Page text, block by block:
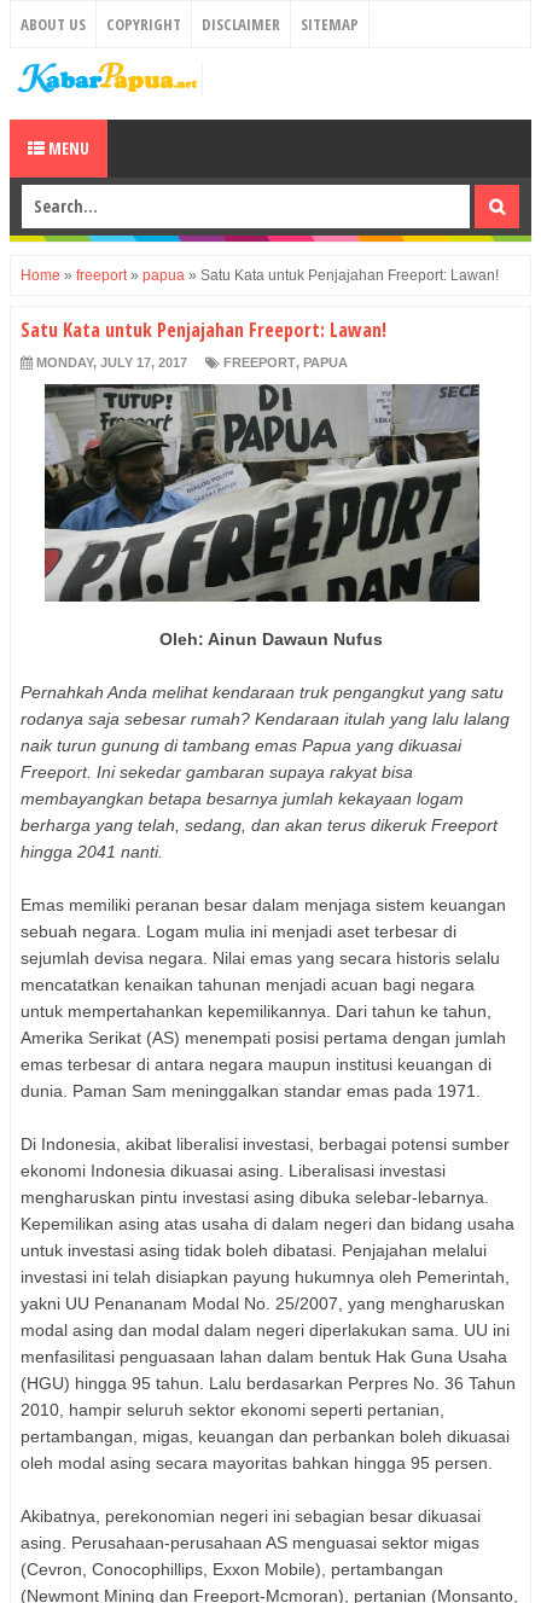
ABOUT US COPYRIGHT DISCLAIMER SITEMAP
MENU
Home » freeport » papua » Satu Kata untuk Penjajahan Freeport: Lawan!
Satu Kata untuk Penjajahan Freeport: Lawan!
MONDAY, JULY 17, 2017 FREEPORT, PAPUA
Oleh: Ainun Dawaun Nufus
Pernahkah Anda melihat kendaraan truk pengangkut yang satu
rodanya saja sebesar rumah? Kendaraan itulah yang lalu lalang
naik turun gunung di tambang emas Papua yang dikuasai
Freeport. Ini sekedar gambaran supaya rakyat bisa
membayangkan betapa besarnya jumlah kekayaan logam
berharga yang telah, sedang, dan akan terus dikeruk Freeport
hingga 2041 nanti.
Emas memiliki peranan besar dalam menjaga sistem keuangan
sebuah negara. Logam mulia ini menjadi aset terbesar di
sejumlah devisa negara. Nilai emas yang secara historis selalu
mencatatkan kenaikan tahunan menjadi acuan bagi negara
untuk mempertahankan kepemilikannya. Dari tahun ke tahun,
Amerika Serikat (AS) menempati posisi pertama dengan jumlah
emas terbesar di antara negara maupun institusi keuangan di
dunia. Paman Sam meninggalkan standar emas pada 1971.
Di Indonesia, akibat liberalisi investasi, berbagai potensi sumber
ekonomi Indonesia dikuasai asing. Liberalisasi investasi
mengharuskan pintu investasi asing dibuka selebar-lebarnya.
Kepemilikan asing atas usaha di dalam negeri dan bidang usaha
untuk investasi asing tidak boleh dibatasi. Penjajahan melalui
investasi ini telah disiapkan payung hukumnya oleh Pemerintah,
yakni UU Penananam Modal No. 25/2007, yang mengharuskan
modal asing dan modal dalam negeri diperlakukan sama. UU ini
menfasilitasi penguasaan lahan dalam bentuk Hak Guna Usaha
(HGU) hingga 95 tahun. Lalu berdasarkan Perpres No. 36 Tahun
2010, hampir seluruh sektor ekonomi seperti pertanian,
pertambangan, migas, keuangan dan perbankan boleh dikuasai
oleh modal asing secara mayoritas bahkan hingga 95 persen.
Akibatnya, perekonomian negeri ini sebagian besar dikuasai
asing. Perusahaan-perusahaan AS menguasai sektor migas
(Cevron, Conocophillips, Exxon Mobile), pertambangan
(Newmont Mining dan Freeport-Mcmoran), pertanian (Monsanto,